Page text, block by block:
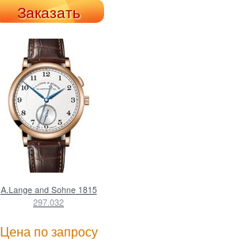
Заказать
A.Lange and Sohne1815
297.032
Цена по запросу